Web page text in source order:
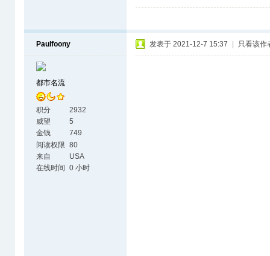
Paulfoony
都市名流
积分
2932
威望
5
金钱
749
阅读权限 80
来自
USA
在线时间
0 小时
发表于 2021-12-7 15:37 只看该作